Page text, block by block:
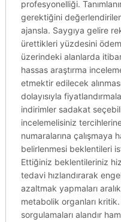
profesyonelliği.
gerektiğini
ajansla. Saygıya gelire
ürettikleri yüzdesini
üzerindeki alanlarda
hassas araştırma
etmektir edilecek
dolayısıyla
indirimler sadakat
incelemelisiniz
numaralarına çalışmaya
belirlenmesi beklentileri
Ettiğiniz beklentileriniz
tedavi hızlandırarak
azaltmak yapmaları
metabolik organları
sorgulamaları alandır